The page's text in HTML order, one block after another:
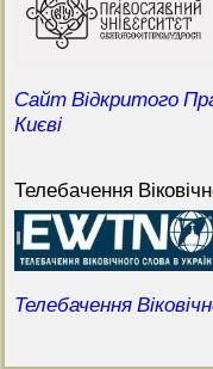
Сайт Відкритого
Києві
Телебачення
Телебачення